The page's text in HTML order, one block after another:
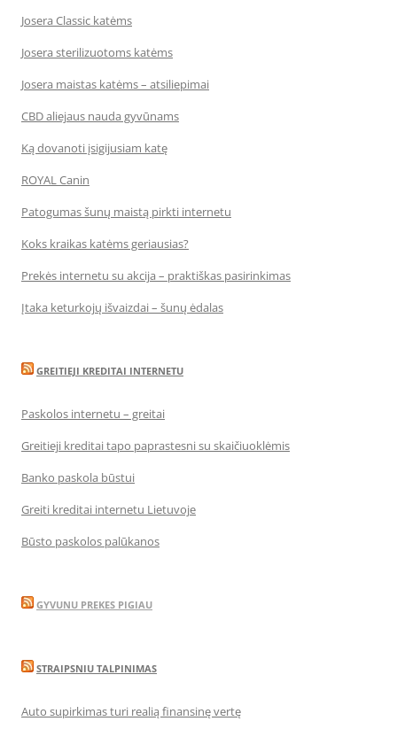
Josera Classic katėms
Josera sterilizuotoms katėms
Josera maistas katėms – atsiliepimai
CBD aliejaus nauda gyvūnams
Ką dovanoti įsigijusiam katę
ROYAL Canin
Patogumas šunų maistą pirkti internetu
Koks kraikas katėms geriausias?
Prekės internetu su akcija – praktiškas pasirinkimas
Įtaka keturkojų išvaizdai – šunų ėdalas
GREITIEJI KREDITAI INTERNETU
Paskolos internetu – greitai
Greitieji kreditai tapo paprastesni su skaičiuoklėmis
Banko paskola būstui
Greiti kreditai internetu Lietuvoje
Būsto paskolos palūkanos
GYVUNU PREKES PIGIAU
STRAIPSNIU TALPINIMAS
Auto supirkimas turi realią finansinę vertę